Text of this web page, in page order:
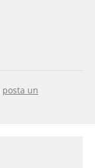
posta un